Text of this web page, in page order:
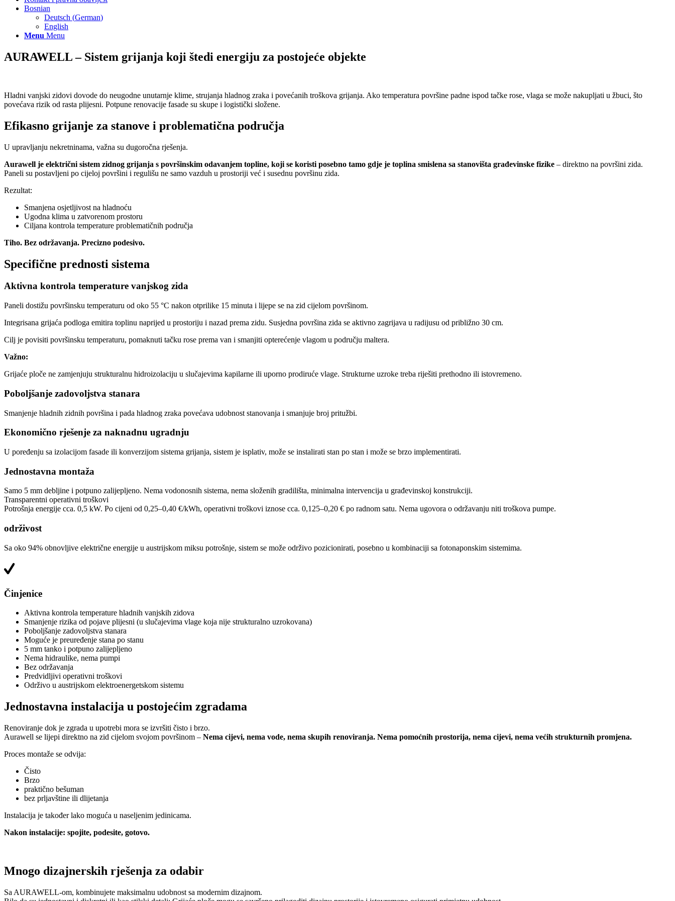
Bosnian
Deutsch (German)
English
Menu Menu
AURAWELL – Sistem grijanja koji štedi energiju za postojeće objekte
Hladni vanjski zidovi dovode do neugodne unutarnje klime, strujanja hladnog zraka i povećanih troškova grijanja. Ako temperatura površine padne ispod tačke rose, vlaga se može nakupljati u žbuci, što
povećava rizik od rasta plijesni. Potpune renovacije fasade su skupe i logistički složene.
Efikasno grijanje za stanove i problematična područja
U upravljanju nekretninama, važna su dugoročna rješenja.
Aurawell je električni sistem zidnog grijanja s površinskim odavanjem topline, koji se koristi posebno tamo gdje je toplina smislena sa stanovišta građevinske fizike – direktno na površini zida.
Paneli su postavljeni po cijeloj površini i regulišu ne samo vazduh u prostoriji već i susednu površinu zida.
Rezultat:
Smanjena osjetljivost na hladnoću
Ugodna klima u zatvorenom prostoru
Ciljana kontrola temperature problematičnih područja
Tiho. Bez održavanja. Precizno podesivo.
Specifične prednosti sistema
Aktivna kontrola temperature vanjskog zida
Paneli dostižu površinsku temperaturu od oko 55 °C nakon otprilike 15 minuta i lijepe se na zid cijelom površinom.
Integrisana grijaća podloga emitira toplinu naprijed u prostoriju i nazad prema zidu. Susjedna površina zida se aktivno zagrijava u radijusu od približno 30 cm.
Cilj je povisiti površinsku temperaturu, pomaknuti tačku rose prema van i smanjiti opterećenje vlagom u području maltera.
Važno:
Grijaće ploče ne zamjenjuju strukturalnu hidroizolaciju u slučajevima kapilarne ili uporno prodiruće vlage. Strukturne uzroke treba riješiti prethodno ili istovremeno.
Poboljšanje zadovoljstva stanara
Smanjenje hladnih zidnih površina i pada hladnog zraka povećava udobnost stanovanja i smanjuje broj pritužbi.
Ekonomično rješenje za naknadnu ugradnju
U poređenju sa izolacijom fasade ili konverzijom sistema grijanja, sistem je isplativ, može se instalirati stan po stan i može se brzo implementirati.
Jednostavna montaža
Samo 5 mm debljine i potpuno zalijepljeno. Nema vodonosnih sistema, nema složenih gradilišta, minimalna intervencija u građevinskoj konstrukciji.
Transparentni operativni troškovi
Potrošnja energije cca. 0,5 kW. Po cijeni od 0,25–0,40 €/kWh, operativni troškovi iznose cca. 0,125–0,20 € po radnom satu. Nema ugovora o održavanju niti troškova pumpe.
održivost
Sa oko 94% obnovljive električne energije u austrijskom miksu potrošnje, sistem se može održivo pozicionirati, posebno u kombinaciji sa fotonaponskim sistemima.
Činjenice
Aktivna kontrola temperature hladnih vanjskih zidova
Smanjenje rizika od pojave plijesni (u slučajevima vlage koja nije strukturalno uzrokovana)
Poboljšanje zadovoljstva stanara
Moguće je preuređenje stana po stanu
5 mm tanko i potpuno zalijepljeno
Nema hidraulike, nema pumpi
Bez održavanja
Predvidljivi operativni troškovi
Održivo u austrijskom elektroenergetskom sistemu
Jednostavna instalacija u postojećim zgradama
Renoviranje dok je zgrada u upotrebi mora se izvršiti čisto i brzo.
Aurawell se lijepi direktno na zid cijelom svojom površinom – Nema cijevi, nema vode, nema skupih renoviranja. Nema pomoćnih prostorija, nema cijevi, nema većih strukturnih promjena.
Proces montaže se odvija:
Čisto
Brzo
praktično bešuman
bez prljavštine ili dlijetanja
Instalacija je također lako moguća u naseljenim jedinicama.
Nakon instalacije: spojite, podesite, gotovo.
Mnogo dizajnerskih rješenja za odabir
Sa AURAWELL-om, kombinujete maksimalnu udobnost sa modernim dizajnom.